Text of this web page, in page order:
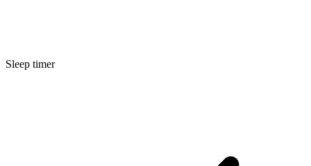
Sleep timer